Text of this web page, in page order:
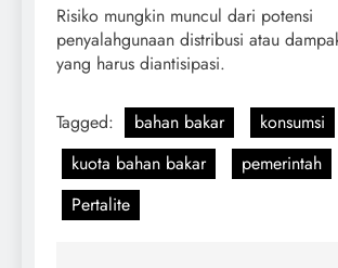
Risiko mungkin muncul dari potensi
penyalahgunaan distribusi atau
yang harus diantisipasi.
Tagged: bahan bakar
konsumsi
kuota bahan bakar
pemerintah
Pertalite